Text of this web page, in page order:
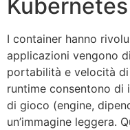
Kubernetes
I container hanno
applicazioni vengono
portabilità e velocità
runtime consentono di
di gioco (engine,
un’immagine leggera.